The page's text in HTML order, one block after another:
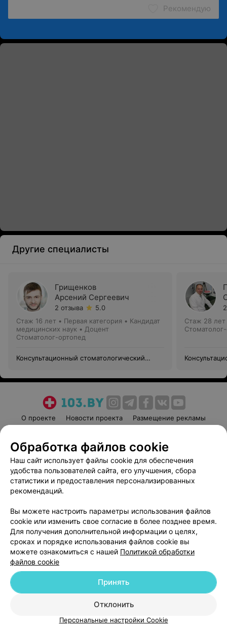
Рекомендую
Другие специалисты
Грищенков
Арсений Сергеевич
2 отзыва
5.0
Стаж 16 лет • Первая категория • Кандидат
медицинских наук • Доцент
Стоматолог-ортопед
Консультационный стоматологический
детской стоматологии»
Стаж 28 лет
детской
О проекте Новости проекта
Размещение рекламы
Пользовательское соглашение
Способы оплаты
Вакансии
Партнеры
Написать руководителю 103.by
Обработка персональных данных
© 2026 ООО «Артокс Лаб», УНП 191700409
| 220012, Республика Беларусь,
Служба поддержки +375 291212755
Обработка файлов cookie
Наш сайт использует файлы cookie для обеспечения
удобства пользователей сайта, его улучшения, сбора
статистики и предоставления персонализированных
рекомендаций.
Вы можете настроить параметры использования файлов
cookie или изменить свое согласие в более позднее время.
Для получения дополнительной информации о целях,
сроках и порядке использования файлов cookie вы
можете ознакомиться с нашей Политикой обработки
файлов cookie
Отклонить
Принять
Персональные настройки Cookie